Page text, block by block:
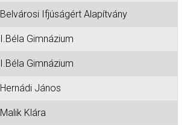
Belvárosi Ifjúságért Alapítvány
I.Béla Gimnázium
I.Béla Gimnázium
Hernádi János
Malik Klára